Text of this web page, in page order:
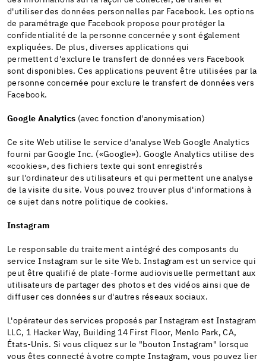
d'utiliser des données personnelles par Facebook. Les options
de paramétrage que Facebook propose pour protéger la
confidentialité de la personne concernée y sont également
expliquées. De plus, diverses applications qui
permettent d'exclure le transfert de données vers Facebook
sont disponibles. Ces applications peuvent être utilisées par la
personne concernée pour exclure le transfert de données vers
Facebook.
Google Analytics (avec fonction d'anonymisation)
Ce site Web utilise le service d'analyse Web Google Analytics
fourni par Google Inc. («Google»). Google Analytics utilise des
«cookies», des fichiers texte qui sont enregistrés
sur l'ordinateur des utilisateurs et qui permettent une analyse
de la visite du site. Vous pouvez trouver plus d'informations à
ce sujet dans notre politique de cookies.
Instagram
Le responsable du traitement a intégré des composants du
service Instagram sur le site Web. Instagram est un service qui
peut être qualifié de plate-forme audiovisuelle permettant aux
utilisateurs de partager des photos et des vidéos ainsi que de
diffuser ces données sur d'autres réseaux sociaux.
L'opérateur des services proposés par Instagram est Instagram
LLC, 1 Hacker Way, Building 14 First Floor, Menlo Park, CA,
États-Unis. Si vous cliquez sur le "bouton Instagram" lorsque
vous êtes connecté à votre compte Instagram, vous pouvez lier